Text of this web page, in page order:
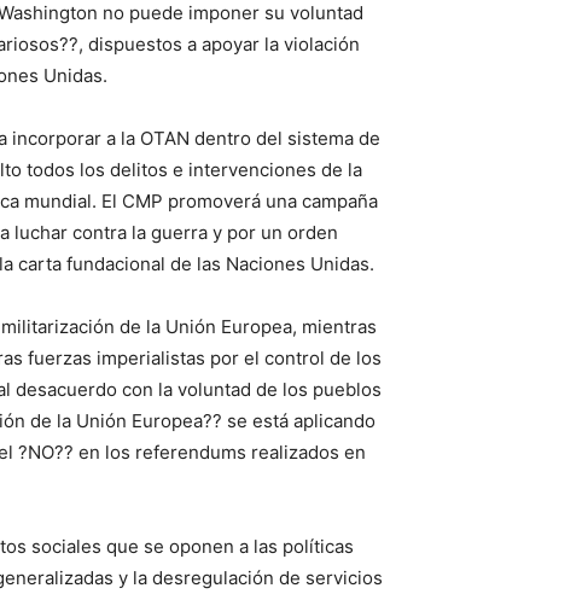
no puede imponer su voluntad
dispuestos a apoyar la violación
Unidas.
incorporar a la OTAN dentro del sistema de
todos los delitos e intervenciones de la
mundial. El CMP promoverá una campaña
luchar contra la guerra y por un orden
carta fundacional de las Naciones Unidas.
de la Unión Europea, mientras
fuerzas imperialistas por el control de los
desacuerdo con la voluntad de los pueblos
de la Unión Europea?? se está aplicando
?NO?? en los referendums realizados en
sociales que se oponen a las políticas
y la desregulación de servicios